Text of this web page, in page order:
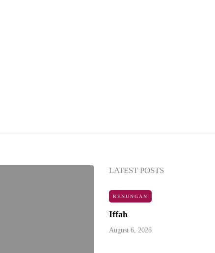
LATEST POSTS
RENUNGAN
Iffah
August 6, 2026